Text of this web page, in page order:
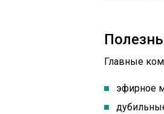
Главные
эфирное